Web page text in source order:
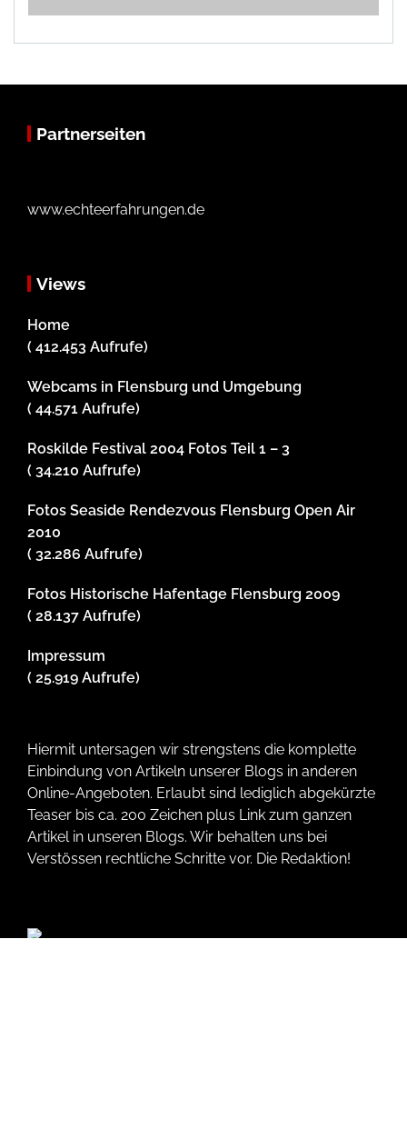
Partnerseiten
www.echteerfahrungen.de
Views
Home
( 412.453 Aufrufe)
Webcams in Flensburg und Umgebung
( 44.571 Aufrufe)
Roskilde Festival 2004 Fotos Teil 1 – 3
( 34.210 Aufrufe)
Fotos Seaside Rendezvous Flensburg Open Air
2010
( 32.286 Aufrufe)
Fotos Historische Hafentage Flensburg 2009
( 28.137 Aufrufe)
Impressum
( 25.919 Aufrufe)
Hiermit untersagen wir strengstens die komplette
Einbindung von Artikeln unserer Blogs in anderen
Online-Angeboten. Erlaubt sind lediglich abgekürzte
Teaser bis ca. 200 Zeichen plus Link zum ganzen
Artikel in unseren Blogs. Wir behalten uns bei
Verstössen rechtliche Schritte vor. Die Redaktion!